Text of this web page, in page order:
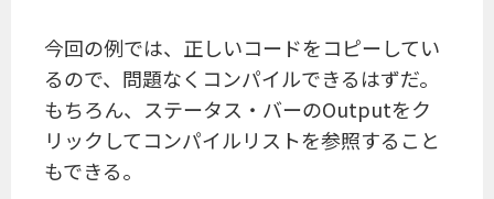
今回の例では、正しいコードをコピーしてい
るので、問題なくコンパイルできるはずだ。
もちろん、ステータス・バーのOutputをク
リックしてコンパイルリストを参照すること
もできる。